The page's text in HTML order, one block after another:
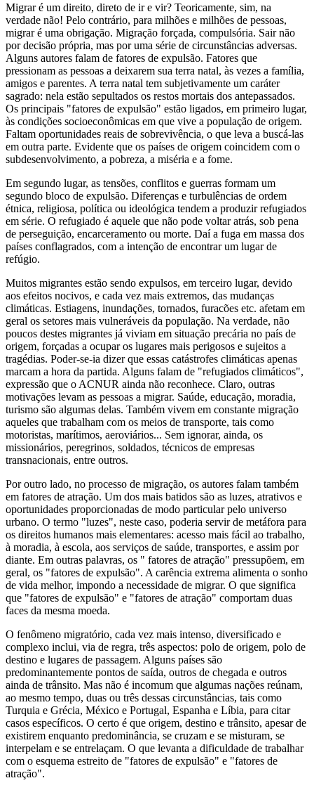
Migrar é um direito, direto de ir e vir? Teoricamente, sim, na
verdade não! Pelo contrário, para milhões e milhões de pessoas,
migrar é uma obrigação. Migração forçada, compulsória. Sair não
por decisão própria, mas por uma série de circunstâncias adversas.
Alguns autores falam de fatores de expulsão. Fatores que
pressionam as pessoas a deixarem sua terra natal, às vezes a família,
amigos e parentes. A terra natal tem subjetivamente um caráter
sagrado: nela estão sepultados os restos mortais dos antepassados.
Os principais "fatores de expulsão" estão ligados, em primeiro lugar,
às condições socioeconômicas em que vive a população de origem.
Faltam oportunidades reais de sobrevivência, o que leva a buscá-las
em outra parte. Evidente que os países de origem coincidem com o
subdesenvolvimento, a pobreza, a miséria e a fome.
Em segundo lugar, as tensões, conflitos e guerras formam um
segundo bloco de expulsão. Diferenças e turbulências de ordem
étnica, religiosa, política ou ideológica tendem a produzir refugiados
em série. O refugiado é aquele que não pode voltar atrás, sob pena
de perseguição, encarceramento ou morte. Daí a fuga em massa dos
países conflagrados, com a intenção de encontrar um lugar de
refúgio.
Muitos migrantes estão sendo expulsos, em terceiro lugar, devido
aos efeitos nocivos, e cada vez mais extremos, das mudanças
climáticas. Estiagens, inundações, tornados, furacões etc. afetam em
geral os setores mais vulneráveis da população. Na verdade, não
poucos destes migrantes já viviam em situação precária no país de
origem, forçadas a ocupar os lugares mais perigosos e sujeitos a
tragédias. Poder-se-ia dizer que essas catástrofes climáticas apenas
marcam a hora da partida. Alguns falam de "refugiados climáticos",
expressão que o ACNUR ainda não reconhece. Claro, outras
motivações levam as pessoas a migrar. Saúde, educação, moradia,
turismo são algumas delas. Também vivem em constante migração
aqueles que trabalham com os meios de transporte, tais como
motoristas, marítimos, aeroviários... Sem ignorar, ainda, os
missionários, peregrinos, soldados, técnicos de empresas
transnacionais, entre outros.
Por outro lado, no processo de migração, os autores falam também
em fatores de atração. Um dos mais batidos são as luzes, atrativos e
oportunidades proporcionadas de modo particular pelo universo
urbano. O termo "luzes", neste caso, poderia servir de metáfora para
os direitos humanos mais elementares: acesso mais fácil ao trabalho,
à moradia, à escola, aos serviços de saúde, transportes, e assim por
diante. Em outras palavras, os " fatores de atração" pressupõem, em
geral, os "fatores de expulsão". A carência extrema alimenta o sonho
de vida melhor, impondo a necessidade de migrar. O que significa
que "fatores de expulsão" e "fatores de atração" comportam duas
faces da mesma moeda.
O fenômeno migratório, cada vez mais intenso, diversificado e
complexo inclui, via de regra, três aspectos: polo de origem, polo de
destino e lugares de passagem. Alguns países são
predominantemente pontos de saída, outros de chegada e outros
ainda de trânsito. Mas não é incomum que algumas nações reúnam,
ao mesmo tempo, duas ou três dessas circunstâncias, tais como
Turquia e Grécia, México e Portugal, Espanha e Líbia, para citar
casos específicos. O certo é que origem, destino e trânsito, apesar de
existirem enquanto predominância, se cruzam e se misturam, se
interpelam e se entrelaçam. O que levanta a dificuldade de trabalhar
com o esquema estreito de "fatores de expulsão" e "fatores de
atração".